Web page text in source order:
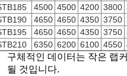
4500 4500 4200 3800
4650 4650 4350 3750
4650 4650 4350 3750
6350 6200 6100 4550
구체적인 데이터는 작은 랩
될 것입니다.